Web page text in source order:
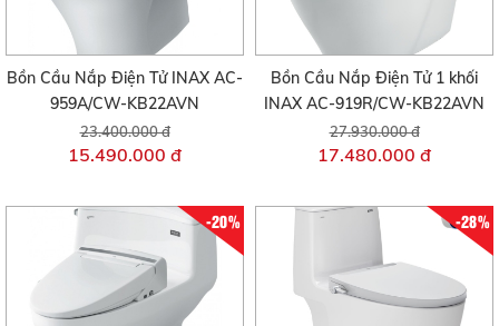
Bồn Cầu Nắp Điện Tử INAX AC-
959A/CW-KB22AVN
23.400.000 đ
15.490.000 đ
Bồn Cầu Nắp Điện Tử 1 khối
INAX AC-919R/CW-KB22AVN
27.930.000 đ
17.480.000 đ
-20% -28%